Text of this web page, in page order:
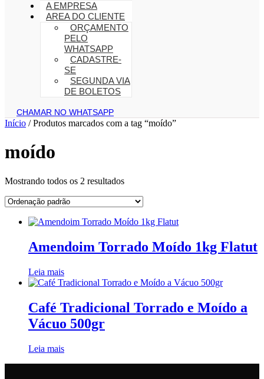
A EMPRESA
AREA DO CLIENTE
ORÇAMENTO
PELO
WHATSAPP
CADASTRE-
SE
SEGUNDA VIA
DE BOLETOS
CHAMAR NO WHATSAPP
Início / Produtos marcados com a tag “moído”
moído
Mostrando todos os 2 resultados
Amendoim Torrado Moído 1kg Flatut
Leia mais
Café Tradicional Torrado e Moído a
Vácuo 500gr
Leia mais